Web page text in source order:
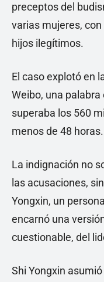
preceptos del
varias mujeres,
hijos ilegítimos.
El caso explotó en
Weibo, una
superaba los 560
menos de 48 horas.
La indignación no
las acusaciones,
Yongxin, un
encarnó una
cuestionable, del
Shi Yongxin